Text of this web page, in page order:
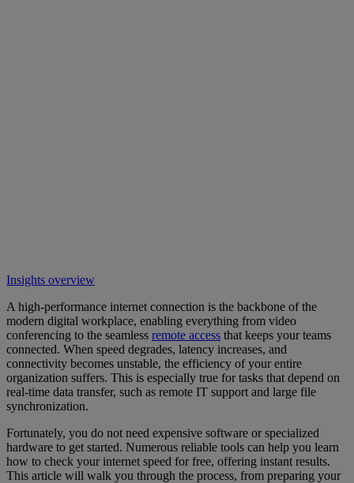
Insights overview
A high-performance internet connection is the backbone of the
modern digital workplace, enabling everything from video
conferencing to the seamless remote access that keeps your teams
connected. When speed degrades, latency increases, and
connectivity becomes unstable, the efficiency of your entire
organization suffers. This is especially true for tasks that depend on
real-time data transfer, such as remote IT support and large file
synchronization.
Fortunately, you do not need expensive software or specialized
hardware to get started. Numerous reliable tools can help you learn
how to check your internet speed for free, offering instant results.
This article will walk you through the process, from preparing your